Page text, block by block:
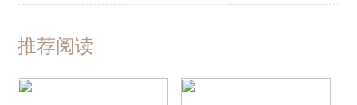
推荐阅读